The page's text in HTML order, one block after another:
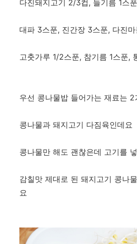
다진돼지고기 2/3컵, 들기름 1스푼
대파 3스푼, 진간장 3스푼, 다진
고춧가루 1/2스푼, 참기름 1스푼,
우선 콩나물밥 들어가는 재료는 2
콩나물과 돼지고기 다짐육인데요
콩나물만 해도 괜찮은데 고기를
감칠맛 제대로 된 돼지고기 콩나
요